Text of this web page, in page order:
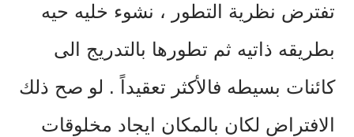
تفترض نظرية التطور ، نشوء خليه حيه
بطريقه ذاتيه ثم تطورها بالتدريج الى
كائنات بسيطه فالأكثر تعقيداً . لو صح ذلك
الافتراض لكان بالمكان ايجاد مخلوقات